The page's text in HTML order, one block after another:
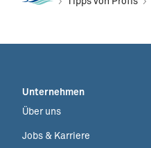
Unternehmen
Über uns
Jobs & Karriere